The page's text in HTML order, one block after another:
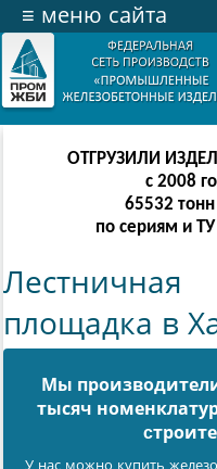
≡ меню сайта
ОТГРУЗИЛИ
с 2008
131068 тонн
по сериям и ТУ
Лестничная
площадка в
Мы
тысяч
У нас можно купить